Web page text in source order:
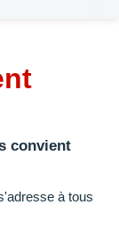
convient
à tous